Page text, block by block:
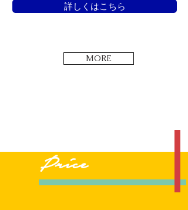
詳しくはこちら
MORE
Price